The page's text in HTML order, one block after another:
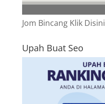
Jom Bincang Klik Disini
Upah Buat Seo